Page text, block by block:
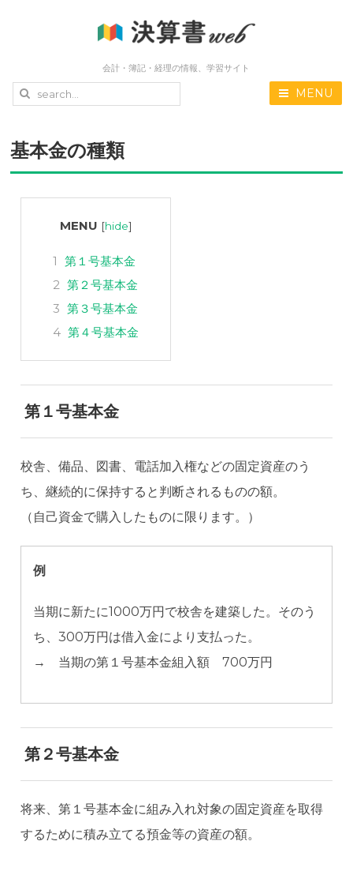
会計・簿記・経理の情報、学習サイト
MENU
基本金の種類
MENU [hide]
1 第１号基本金
2 第２号基本金
3 第３号基本金
4 第４号基本金
第１号基本金
校舎、備品、図書、電話加入権などの固定資産のう
ち、継続的に保持すると判断されるものの額。
（自己資金で購入したものに限ります。）
例
当期に新たに1000万円で校舎を建築した。そのう
ち、300万円は借入金により支払った。
→ 当期の第１号基本金組入額 700万円
第２号基本金
将来、第１号基本金に組み入れ対象の固定資産を取得
するために積み立てる預金等の資産の額。